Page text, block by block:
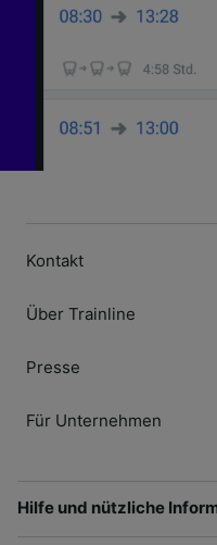
Kontakt
Über Trainline
Presse
Für Unternehmen
Hilfe und nützliche